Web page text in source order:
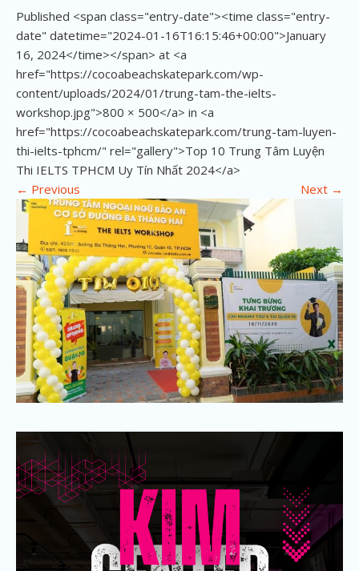
Published <span class="entry-date"><time class="entry-
date" datetime="2024-01-16T16:15:46+00:00">January
16, 2024</time></span> at <a
href="https://cocoabeachskatepark.com/wp-
content/uploads/2024/01/trung-tam-the-ielts-
workshop.jpg">800 × 500</a> in <a
href="https://cocoabeachskatepark.com/trung-tam-luyen-
thi-ielts-tphcm/" rel="gallery">Top 10 Trung Tâm Luyện
Thi IELTS TPHCM Uy Tín Nhất 2024</a>
← Previous Next →